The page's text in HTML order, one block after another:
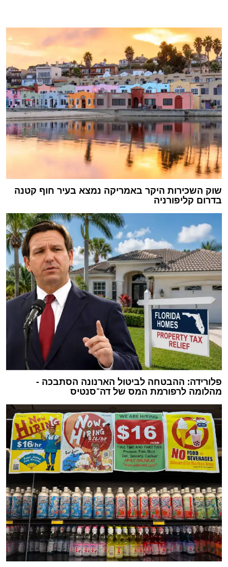
שוק השכירות היקר באמריקה נמצא בעיר חוף קטנה
בדרום קליפורניה
פלורידה: ההבטחה לביטול הארנונה הסתבכה -
מהלומה לרפורמת המס של דה־סנטיס